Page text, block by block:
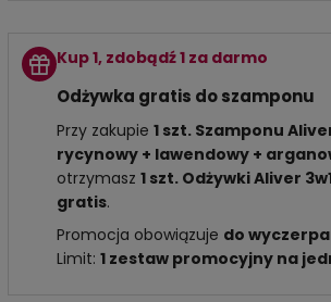
Kup 1, zdobądź 1 za darmo
Odżywka gratis do szamponu
Przy zakupie 1 szt. Szamponu
rycynowy + lawendowy +
otrzymasz 1 szt. Odżywki Aliver
gratis.
Promocja obowiązuje do
Limit: 1 zestaw promocyjny na